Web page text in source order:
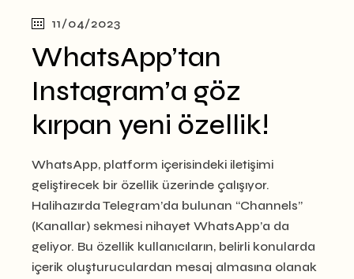
11/04/2023
WhatsApp’tan
Instagram’a göz
kırpan yeni özellik!
WhatsApp, platform içerisindeki iletişimi
geliştirecek bir özellik üzerinde çalışıyor.
Halihazırda Telegram’da bulunan “Channels”
(Kanallar) sekmesi nihayet WhatsApp’a da
geliyor. Bu özellik kullanıcıların, belirli konularda
içerik oluşturuculardan mesaj almasına olanak